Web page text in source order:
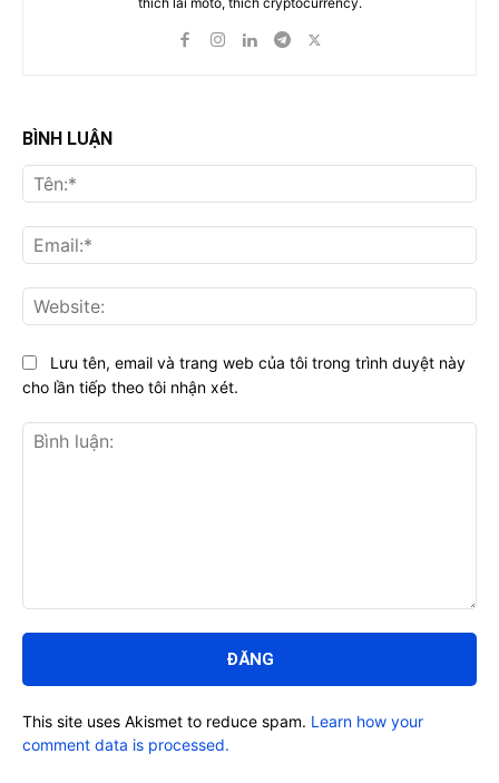
BÌNH LUẬN
luận:
Lưu tên, email và trang web của tôi trong trình duyệt này
cho lần tiếp theo tôi nhận xét.
This site uses Akismet to reduce spam. Learn how your
comment data is processed.